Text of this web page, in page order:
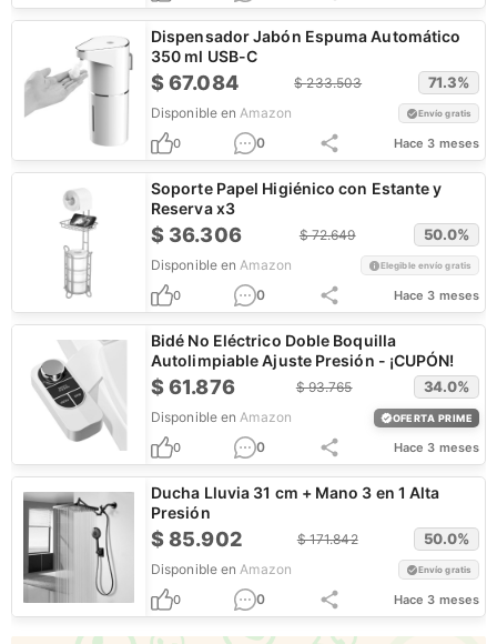
Dispensador Jabón Espuma Automático
350 ml USB-C
$67.084 $233.503 71.3%
Disponible en Amazon Envío gratis
0 0 Hace 3 meses
Soporte Papel Higiénico con Estante y
Reserva x3
$ 36.306 $72.649 50.0%
Disponible en Amazon Elegible envío gratis
0 0 Hace 3 meses
Bidé No Eléctrico Doble Boquilla
Autolimpiable Ajuste Presión - ¡CUPÓN!
$61.876 $93.765 34.0%
Disponible en Amazon OFERTA PRIME
0 0 Hace 3 meses
Ducha Lluvia 31 cm + Mano 3 en 1 Alta
Presión
$85.902 $171.842 50.0%
Disponible en Amazon Envío gratis
0 0 Hace 3 meses